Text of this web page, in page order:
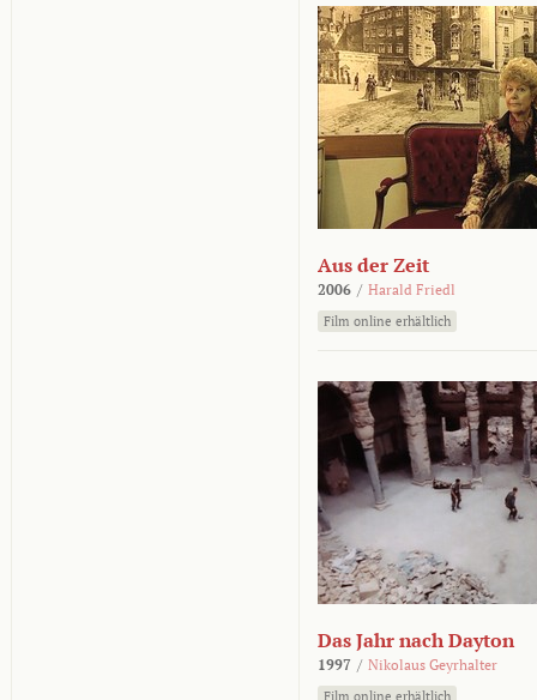
Aus der Zeit
2006 / Harald Friedl
Film online erhältlich
Das Jahr nach Dayton
1997 / Nikolaus Geyrhalter
Film online erhältlich